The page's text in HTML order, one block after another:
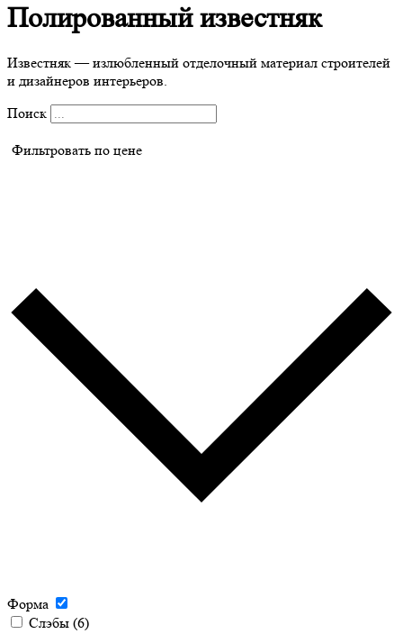
Полированный известняк
Известняк — излюбленный отделочный материал строителей
и дизайнеров интерьеров.
Поиск
Фильтровать по цене
Форма
Слэбы (6)